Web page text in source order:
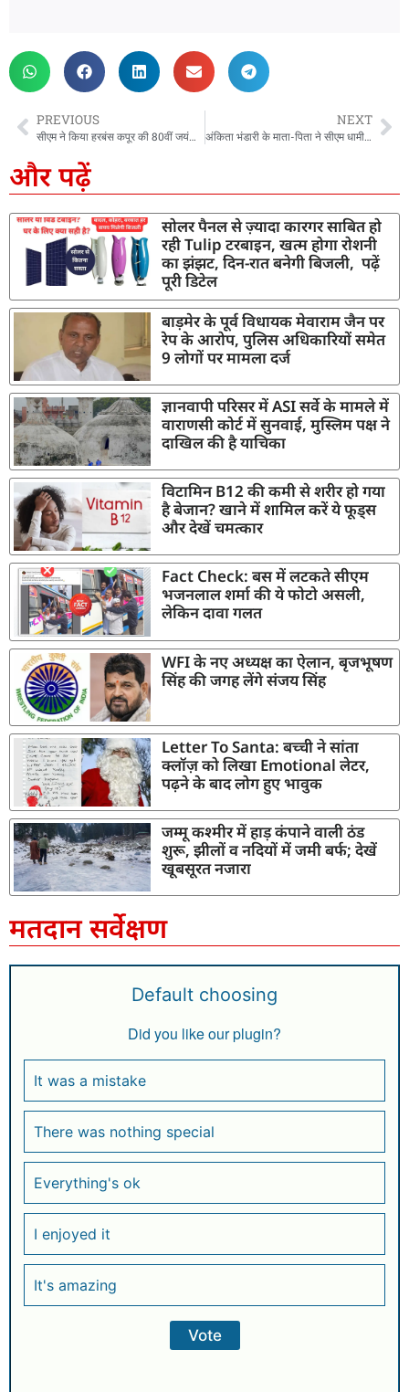
PREVIOUS
सीएम ने किया हरबंस कपूर की 80वीं जयंती पर आयोजित श्रद्धांजलि समारोह में प्रतिभाग
NEXT
अंकिता भंडारी के माता-पिता ने सीएम धामी से की मुलाकात, मुख्यमंत्री के सामने रखी अपनी पीड़ा और मांग
और पढ़ें
सोलर पैनल से ज़्यादा कारगर साबित हो
रही Tulip टरबाइन, खत्म होगा रोशनी
का झंझट, दिन-रात बनेगी बिजली, पढ़ें
पूरी डिटेल
बाड़मेर के पूर्व विधायक मेवाराम जैन पर
रेप के आरोप, पुलिस अधिकारियों समेत
9 लोगों पर मामला दर्ज
ज्ञानवापी परिसर में ASI सर्वे के मामले में
वाराणसी कोर्ट में सुनवाई, मुस्लिम पक्ष ने
दाखिल की है याचिका
विटामिन B12 की कमी से शरीर हो गया
है बेजान? खाने में शामिल करें ये फूड्स
और देखें चमत्कार
Fact Check: बस में लटकते सीएम
भजनलाल शर्मा की ये फोटो असली,
लेकिन दावा गलत
WFI के नए अध्यक्ष का ऐलान, बृजभूषण
सिंह की जगह लेंगे संजय सिंह
Letter To Santa: बच्ची ने सांता
क्लॉज़ को लिखा Emotional लेटर,
पढ़ने के बाद लोग हुए भावुक
जम्मू कश्मीर में हाड़ कंपाने वाली ठंड
शुरू, झीलों व नदियों में जमी बर्फ; देखें
खूबसूरत नजारा
मतदान सर्वेक्षण
Default choosing
Did you like our plugin?
It was a mistake
There was nothing special
Everything's ok
I enjoyed it
It's amazing